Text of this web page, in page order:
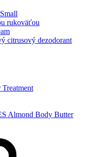
rukoväťou
citrusový dezodorant
Almond Body Butter